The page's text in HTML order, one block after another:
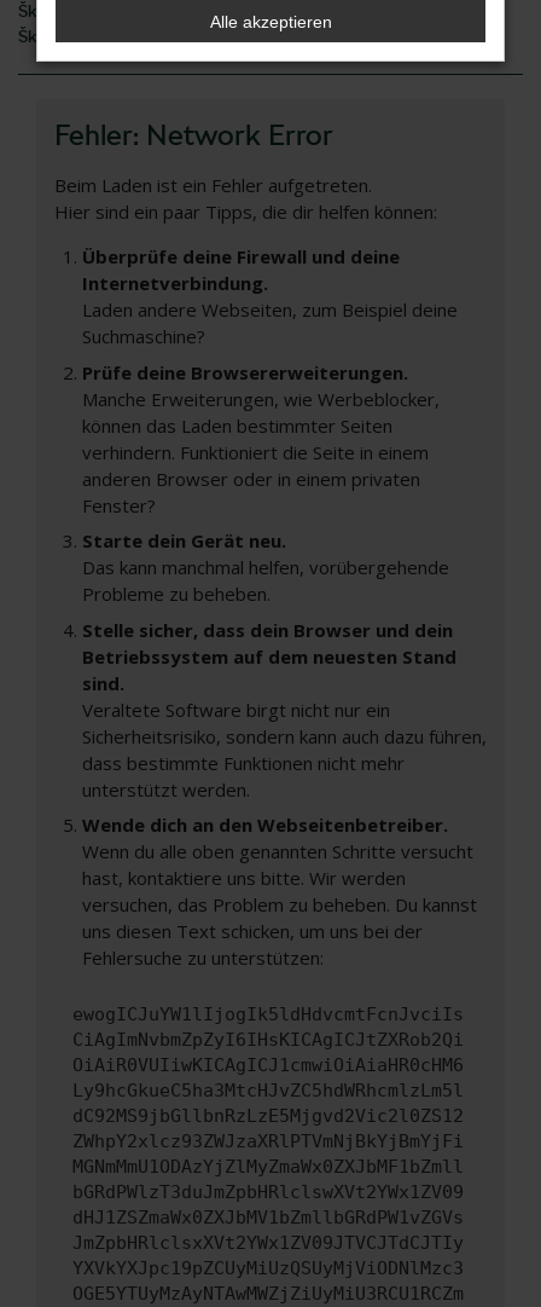
Škoda Kodiaq Waiblingen
Škoda Kodiaq Gebrauchtwagen Waiblingen
Fehler: Network Error
Beim Laden ist ein Fehler aufgetreten.
Hier sind ein paar Tipps, die dir helfen können:
Überprüfe deine Firewall und deine
Internetverbindung.
Laden andere Webseiten, zum Beispiel deine
Suchmaschine?
Prüfe deine Browsererweiterungen.
Manche Erweiterungen, wie Werbeblocker,
können das Laden bestimmter Seiten
verhindern. Funktioniert die Seite in einem
anderen Browser oder in einem privaten
Fenster?
Starte dein Gerät neu.
Das kann manchmal helfen, vorübergehende
Probleme zu beheben.
Stelle sicher, dass dein Browser und dein
Betriebssystem auf dem neuesten Stand
sind.
Veraltete Software birgt nicht nur ein
Sicherheitsrisiko, sondern kann auch dazu führen,
dass bestimmte Funktionen nicht mehr
unterstützt werden.
Wende dich an den Webseitenbetreiber.
Wenn du alle oben genannten Schritte versucht
hast, kontaktiere uns bitte. Wir werden
versuchen, das Problem zu beheben. Du kannst
uns diesen Text schicken, um uns bei der
Fehlersuche zu unterstützen:
ewogICJuYW1lIjogIk5ldHdvcmtFcnJvciIs
CiAgImNvbmZpZyI6IHsKICAgICJtZXRob2Qi
OiAiR0VUIiwKICAgICJ1cmwiOiAiaHR0cHM6
Ly9hcGkueC5ha3MtcHJvZC5hdWRhcmlzLm5l
dC92MS9jbGllbnRzLzE5Mjgvd2Vic2l0ZS12
ZWhpY2xlcz93ZWJzaXRlPTVmNjBkYjBmYjFi
MGNmMmU1ODAzYjZlMyZmaWx0ZXJbMF1bZmll
bGRdPWlzT3duJmZpbHRlclswXVt2YWx1ZV09
dHJ1ZSZmaWx0ZXJbMV1bZmllbGRdPW1vZGVs
JmZpbHRlclsxXVt2YWx1ZV09JTVCJTdCJTIy
YXVkYXJpc19pZCUyMiUzQSUyMjViODNlMzc3
OGE5YTUyMzAyNTAwMWZjZiUyMiU3RCU1RCZm
Alle akzeptieren